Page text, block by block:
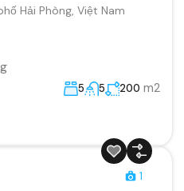
Hải Phòng, Việt Nam
5 5 200 m2
1